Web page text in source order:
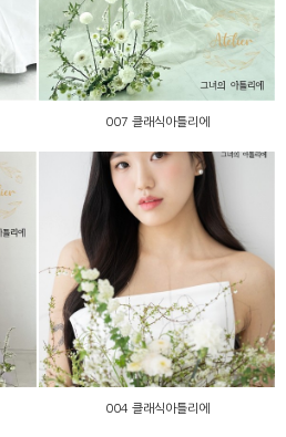
007 클래식아틀리에
004 클래식아틀리에
004 클래식아틀리에